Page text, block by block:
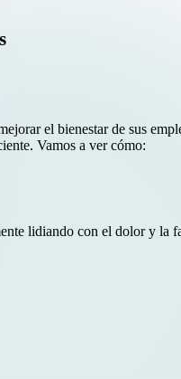
el bienestar de sus
Vamos a ver cómo:
lidiando con el dolor y la